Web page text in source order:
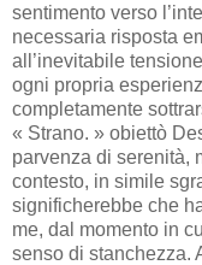
sentimento verso
necessaria risposta
all’inevitabile
ogni propria
completamente
« Strano. » obiettò
parvenza di serenità,
contesto, in simile
significherebbe che
me, dal momento in
senso di stanchezza.